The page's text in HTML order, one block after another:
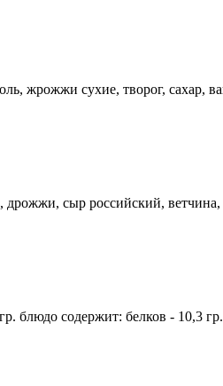
жрожжи сухие, творог, сахар,
дрожжи, сыр российский,
блюдо содержит: белков - 10,3